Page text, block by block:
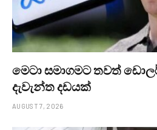
මෙටා සමාගමට තවත්
දැවැන්ත දඩයක්
AUGUST 7, 2026